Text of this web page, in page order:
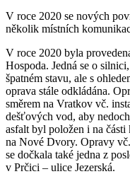
V roce 2020 se nových
několik místních
V roce 2020 byla
Hospoda. Jedná se o
špatném stavu, ale s
oprava stále odkládána.
směrem na Vratkov vč.
dešťových vod, aby
asfalt byl položen i na
na Nové Dvory. Opravy
se dočkala také jedna z
v Prčici – ulice Jezerská.